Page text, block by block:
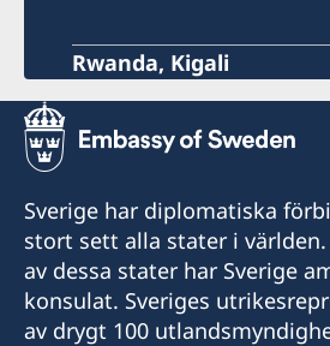
Rwanda, Kigali
Sverige har diplomatiska
stort sett alla stater i
av dessa stater har Sverige
konsulat. Sveriges
av drygt 100